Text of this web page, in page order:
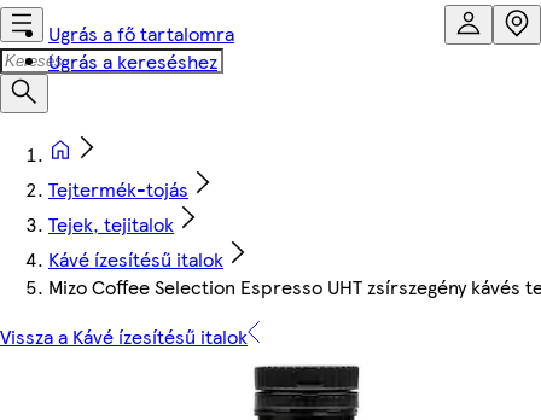
Ugrás a fő tartalomra
Ugrás a kereséshez
Tejtermék-tojás
Tejek, tejitalok
Kávé ízesítésű italok
Mizo Coffee Selection Espresso UHT zsírszegény kávés
Vissza a Kávé ízesítésű italok